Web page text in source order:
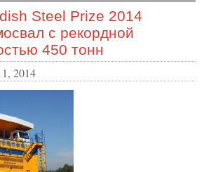
Steel Prize 2014
с рекордной
450 тонн
2014